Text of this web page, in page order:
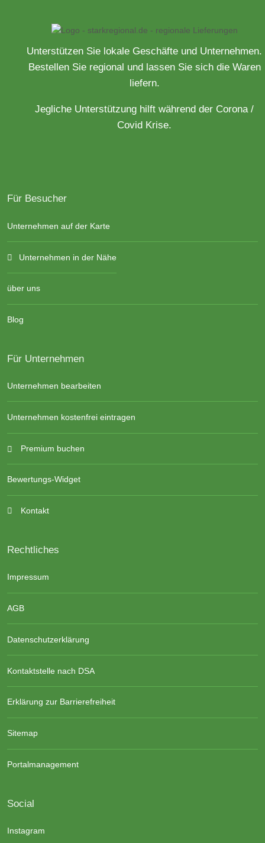
Unterstützen Sie lokale Geschäfte und Unternehmen.
Bestellen Sie regional und lassen Sie sich die Waren
liefern.
Jegliche Unterstützung hilft während der Corona /
Covid Krise.
Für Besucher
Unternehmen auf der Karte
Unternehmen in der Nähe
über uns
Blog
Für Unternehmen
Unternehmen bearbeiten
Unternehmen kostenfrei eintragen
Premium buchen
Bewertungs-Widget
Kontakt
Rechtliches
Impressum
AGB
Datenschutzerklärung
Kontaktstelle nach DSA
Erklärung zur Barrierefreiheit
Sitemap
Portalmanagement
Social
Instagram